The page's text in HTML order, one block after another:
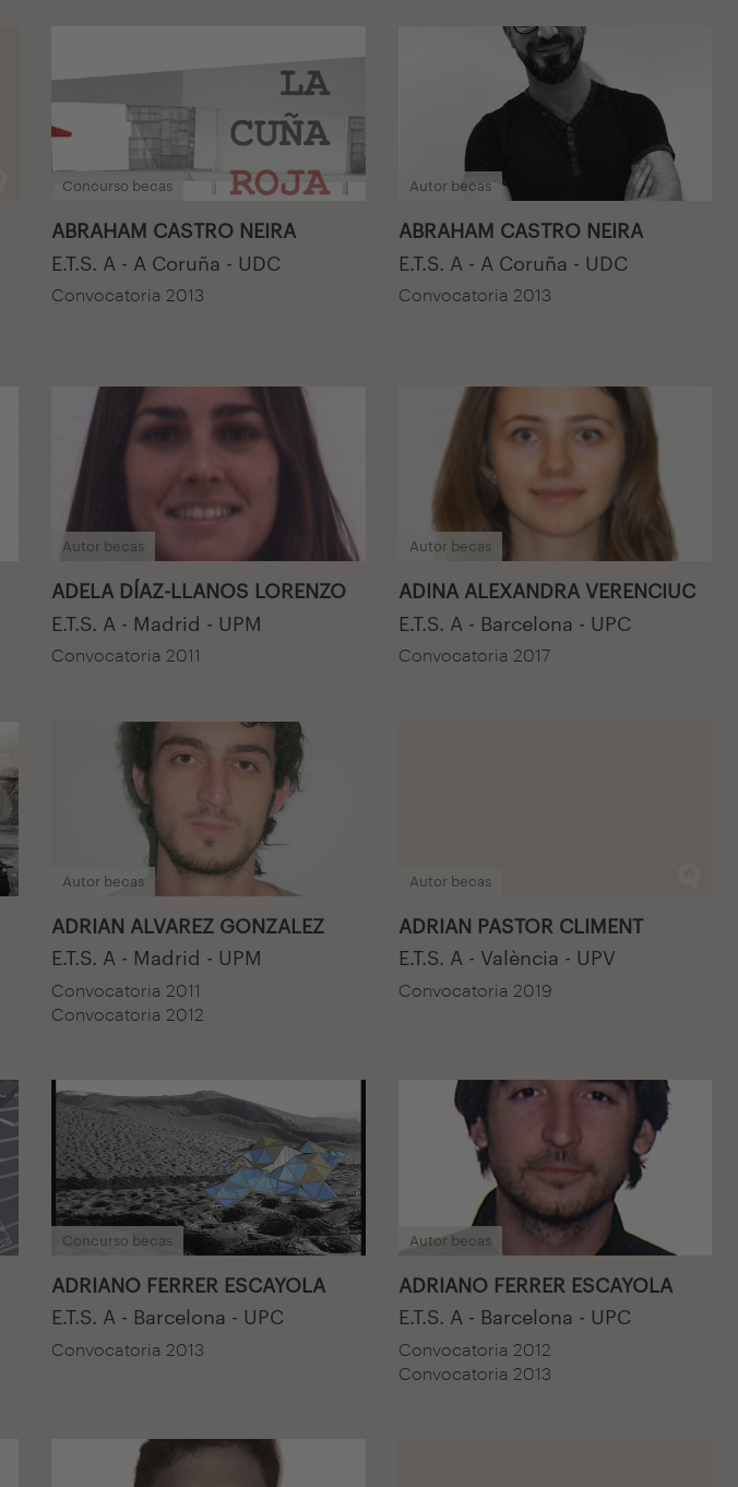
Concurso becas
ABRAHAM CASTRO NEIRA
E.T.S. A - A Coruña - UDC
Convocatoria 2013
Autor becas
ABRAHAM CASTRO NEIRA
E.T.S. A - A Coruña - UDC
Convocatoria 2013
Autor becas
ADELA DÍAZ-LLANOS LORENZO
E.T.S. A - Madrid - UPM
Convocatoria 2011
Autor becas
ADINA ALEXANDRA VERENCIUC
E.T.S. A - Barcelona - UPC
Convocatoria 2017
Autor becas
ADRIAN ALVAREZ GONZALEZ
E.T.S. A - Madrid - UPM
Convocatoria 2011
Convocatoria 2012
Autor becas
ADRIAN PASTOR CLIMENT
E.T.S. A - València - UPV
Convocatoria 2019
Concurso becas
ADRIANO FERRER ESCAYOLA
E.T.S. A - Barcelona - UPC
Convocatoria 2013
Autor becas
ADRIANO FERRER ESCAYOLA
E.T.S. A - Barcelona - UPC
Convocatoria 2012
Convocatoria 2013